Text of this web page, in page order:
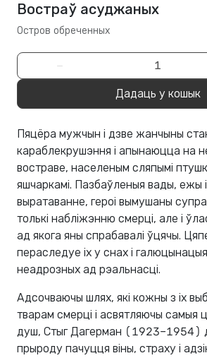
Востраў асуджаных
Остров обреченных
−
Дадаць у кошык
Пяцёра мужчын і дзве жанчыны
караблекрушэння і апынаюцца на
востраве, населеным сляпымі
яшчаркамі. Пазбаўленыя вады, ежы
выратаванне, героі вымушаны
толькі набліжэнню смерці, але і
ад якога яны спрабавалі ўцячы.
пераследуе іх у снах і
неадрозных ад рэальнасці.
Адсочваючы шлях, які кожны з іх
тварам смерці і асвятляючы самыя
душ, Стыг Дагерман (1923–1954)
прыроду пачуцця віны, страху і